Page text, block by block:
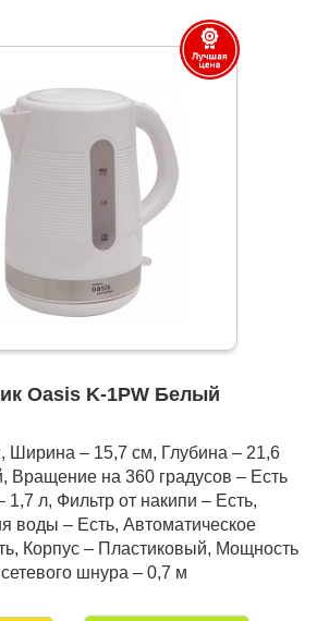
Oasis K-1PW Белый
Ширина – 15,7 см, Глубина – 21,6
Вращение на 360 градусов – Есть
1,7 л, Фильтр от накипи – Есть,
воды – Есть, Автоматическое
Корпус – Пластиковый, Мощность
шнура – 0,7 м